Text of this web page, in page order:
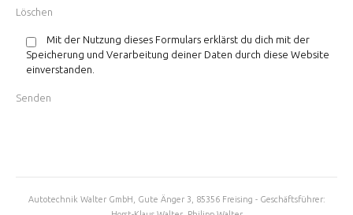
Mit der Nutzung dieses Formulars erklärst du dich mit der
Speicherung und Verarbeitung deiner Daten durch diese Website
einverstanden.
Autotechnik Walter GmbH, Gute Änger 3, 85356 Freising - Geschäftsführer: